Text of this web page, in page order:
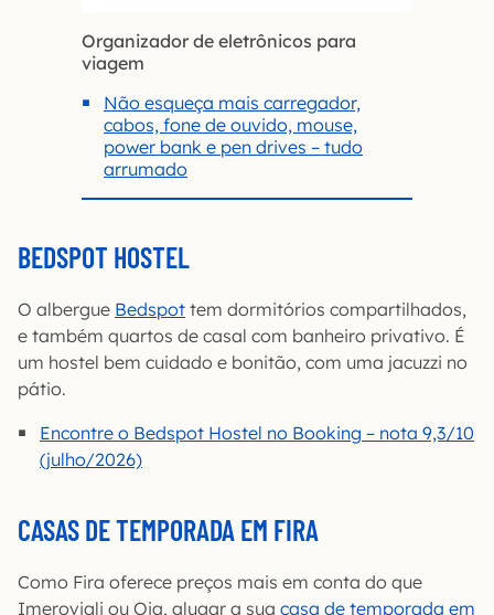
Organizador de eletrônicos para
viagem
Não esqueça mais carregador,
cabos, fone de ouvido, mouse,
power bank e pen drives – tudo
arrumado
BEDSPOT HOSTEL
O albergue Bedspot tem dormitórios compartilhados,
e também quartos de casal com banheiro privativo. É
um hostel bem cuidado e bonitão, com uma jacuzzi no
pátio.
Encontre o Bedspot Hostel no Booking – nota 9,3/10
(julho/2026)
CASAS DE TEMPORADA EM FIRA
Como Fira oferece preços mais em conta do que
Imerovigli ou Oia, alugar a sua casa de temporada em